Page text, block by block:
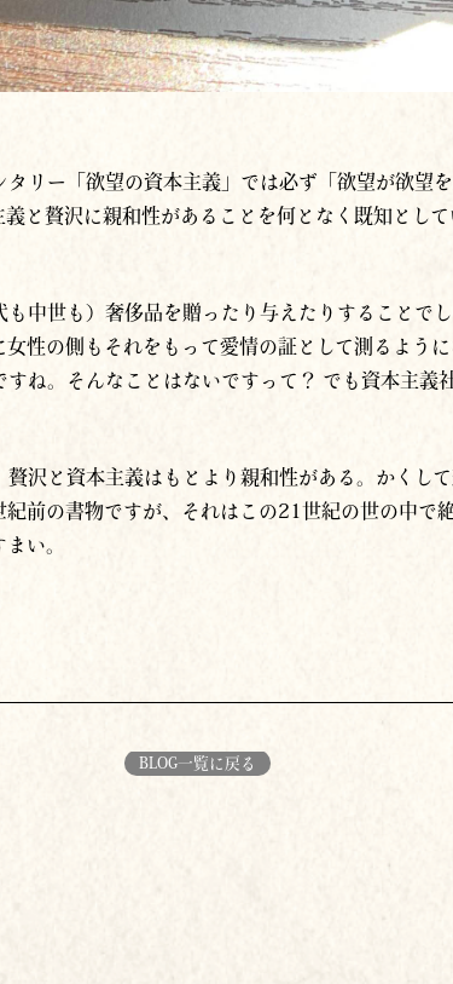
リー「欲望の資本主義」では必ず「欲望が欲望
と贅沢に親和性があることを何となく既知とし
中世も）奢侈品を贈ったり与えたりすることで
性の側もそれをもって愛情の証として測るよう
ね。そんなことはないですって？ でも資本主義
沢と資本主義はもとより親和性がある。かくし
前の書物ですが、それはこの21世紀の世の中で
い。
BLOG一覧に戻る